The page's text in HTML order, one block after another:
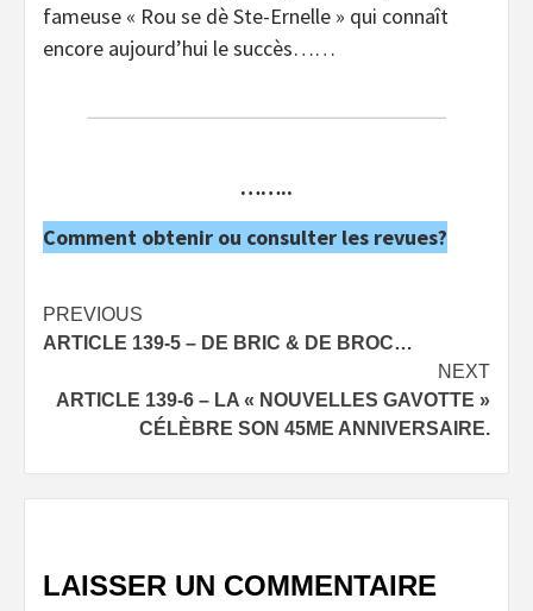
fameuse « Rou se dè Ste-Ernelle » qui connaît
encore aujourd’hui le succès……
……..
Comment obtenir ou consulter les revues?
Post
navigation
PREVIOUS
ARTICLE 139-5 – DE BRIC & DE BROC…
NEXT
ARTICLE 139-6 – LA « NOUVELLES GAVOTTE »
CÉLÈBRE SON 45ME ANNIVERSAIRE.
LAISSER UN COMMENTAIRE